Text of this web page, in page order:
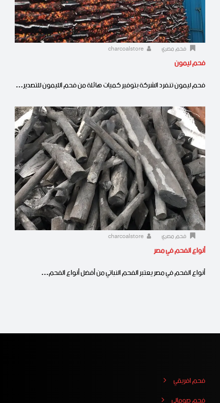
فحم مصري
فحم ليمون
فحم ليمون تنفرد الشركة بتوفير كميات هائلة من فحم الليمون للتصدير…
فحم مصري
أنواع الفحم في مصر
أنواع الفحم في مصر يعتبر الفحم النباتي من أفضل أنواع الفحم…
فحم افريقي